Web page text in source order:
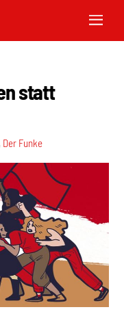
statt
Der Funke